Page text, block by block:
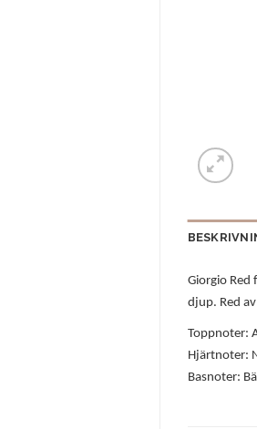
Giorgio Red
djup. Red
Toppnoter:
Hjärtnoter:
Basnoter: